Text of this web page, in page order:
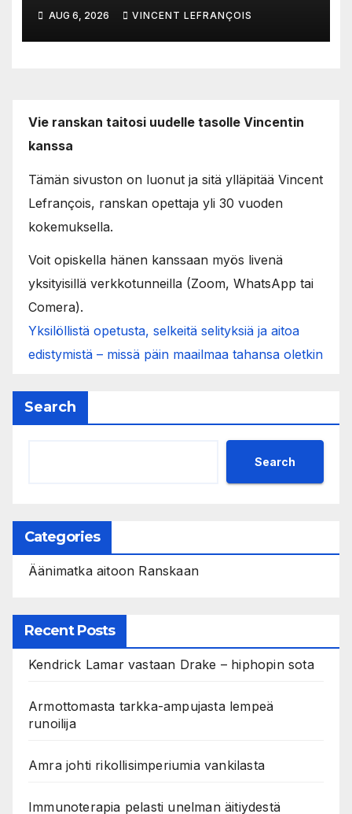
AUG 6, 2026 VINCENT LEFRANÇOIS
Vie ranskan taitosi uudelle tasolle Vincentin
kanssa
Tämän sivuston on luonut ja sitä ylläpitää Vincent
Lefrançois, ranskan opettaja yli 30 vuoden
kokemuksella.
Voit opiskella hänen kanssaan myös livenä
yksityisillä verkkotunneilla (Zoom, WhatsApp tai
Comera).
Yksilöllistä opetusta, selkeitä selityksiä ja aitoa
edistymistä – missä päin maailmaa tahansa oletkin
Search
Search
Categories
Äänimatka aitoon Ranskaan
Recent Posts
Kendrick Lamar vastaan Drake – hiphopin sota
Armottomasta tarkka-ampujasta lempeä
runoilija
Amra johti rikollisimperiumia vankilasta
Immunoterapia pelasti unelman äitiydestä